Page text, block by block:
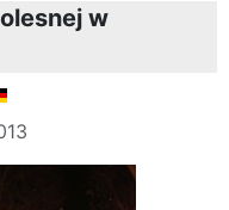
w